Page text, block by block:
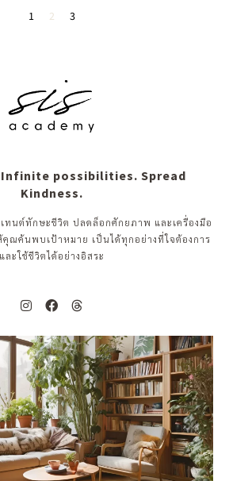
1 2 3
possibilities. Spread
Kindness.
ทนต์ทักษะชีวิต ปลดล็อกศักยภาพ และเครื่องมือ
ณค้นพบเป้าหมาย เป็นได้ทุกอย่างที่ใจต้องการ
และใช้ชีวิตได้อย่างอิสระ